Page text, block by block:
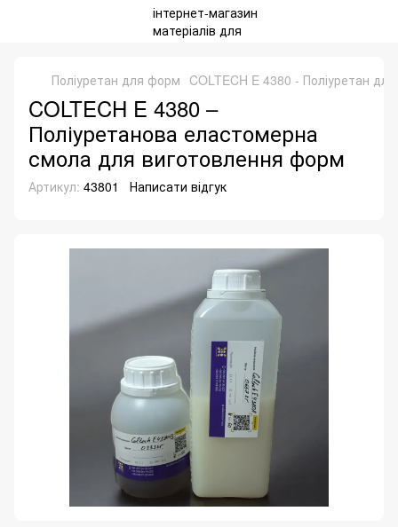
Поліуретан для форм COLTECH E 4380 - Поліуретан
COLTECH E 4380 –
Поліуретанова еластомерна
смола для виготовлення форм
Артикул: 43801 Написати відгук